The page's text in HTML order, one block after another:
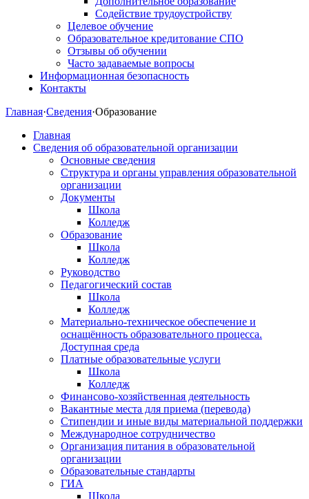
Содействие трудоустройству
Целевое обучение
Образовательное кредитование СПО
Отзывы об обучении
Часто задаваемые вопросы
Информационная безопасность
Контакты
Главная·Сведения·Образование
Главная
Сведения об образовательной организации
Основные сведения
Структура и органы управления образовательной
организации
Документы
Школа
Колледж
Образование
Школа
Колледж
Руководство
Педагогический состав
Школа
Колледж
Материально-техническое обеспечение и
оснащённость образовательного процесса.
Доступная среда
Платные образовательные услуги
Школа
Колледж
Финансово-хозяйственная деятельность
Вакантные места для приема (перевода)
Стипендии и иные виды материальной поддержки
Международное сотрудничество
Организация питания в образовательной
организации
Образовательные стандарты
ГИА
Школа